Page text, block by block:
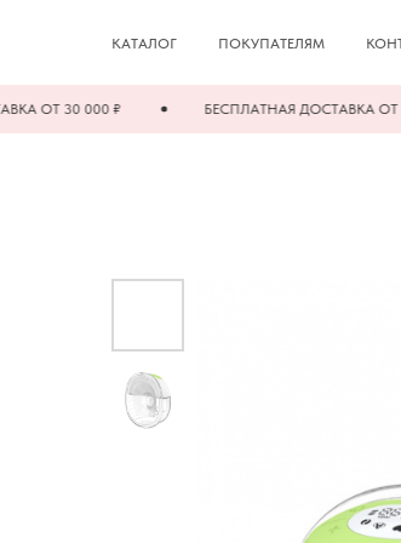
КАТАЛОГ ПОКУПАТЕЛЯМ
000 ₽ БЕСПЛАТНАЯ ДОСТАВКА ОТ 30 000